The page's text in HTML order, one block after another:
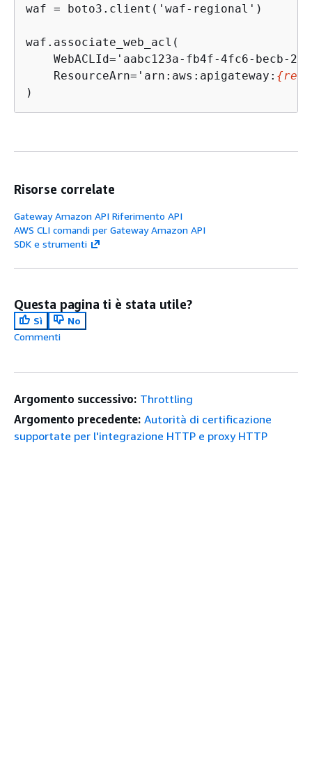
waf = boto3.client('waf-regional')
waf.associate_web_acl(
WebACLId='aabc123a-fb4f-4fc6-becb-
    ResourceArn='arn:aws:apigateway:
{
)
Risorse correlate
Gateway Amazon API Riferimento API
AWS CLI comandi per Gateway Amazon API
SDK e strumenti
Questa pagina ti è stata utile?
Sì
No
Commenti
Argomento successivo: Throttling
Argomento precedente: Autorità di certificazione
supportate per l'integrazione HTTP e proxy HTTP